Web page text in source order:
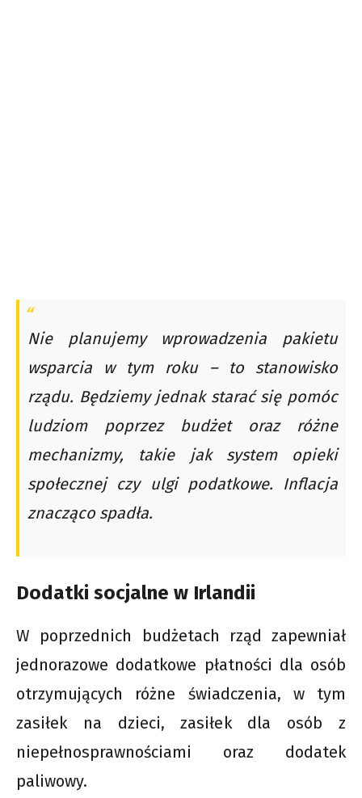
Nie planujemy wprowadzenia pakietu
wsparcia w tym roku – to stanowisko
rządu. Będziemy jednak starać się pomóc
ludziom poprzez budżet oraz różne
mechanizmy, takie jak system opieki
społecznej czy ulgi podatkowe. Inflacja
znacząco spadła.
Dodatki socjalne w Irlandii
W poprzednich budżetach rząd zapewniał
jednorazowe dodatkowe płatności dla osób
otrzymujących różne świadczenia, w tym
zasiłek na dzieci, zasiłek dla osób z
niepełnosprawnościami oraz dodatek
paliwowy.